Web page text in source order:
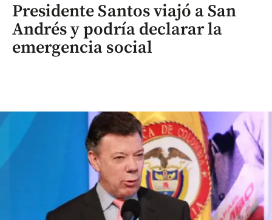
Presidente Santos viajó a San
Andrés y podría declarar la
emergencia social